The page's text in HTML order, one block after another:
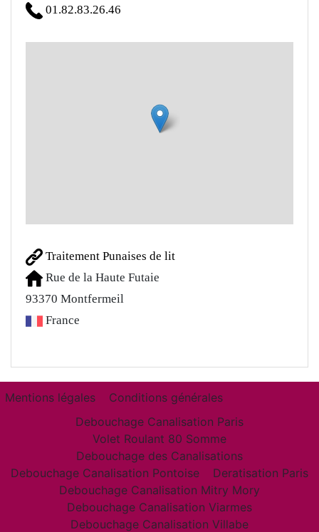
01.82.83.26.46
Traitement Punaises de lit
Rue de la Haute Futaie
93370 Montfermeil
France
Mentions légales
Conditions générales
Debouchage Canalisation Paris
Volet Roulant 80 Somme
Debouchage des Canalisations
Debouchage Canalisation Pontoise
Deratisation Paris
Debouchage Canalisation Mitry Mory
Debouchage Canalisation Viarmes
Debouchage Canalisation Villabe